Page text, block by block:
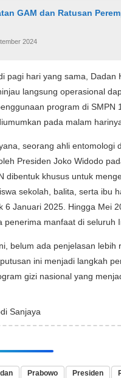
GAM dan Ratusan
2024
pagi hari yang sama,
langsung operasional
program di SMPN
pada malam
seorang ahli entomologi
Presiden Joko Widodo
dibentuk khusus untuk
sekolah, balita, serta ibu
6 Januari 2025. Hingga Mei
penerima manfaat di seluruh
belum ada penjelasan
ini menjadi langkah
gizi nasional yang
Sanjaya
Prabowo Presiden